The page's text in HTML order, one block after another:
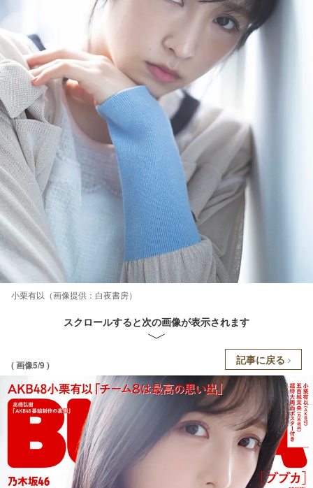
小栗有以（画像提供：白夜書房）
スクロールすると次の画像が表示されます
( 画像5/9 ) 記事に戻る